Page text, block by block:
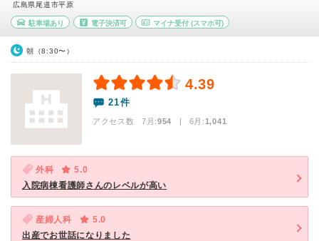
広島県尾道市平原
駐車場あり 電子決済可 マイナ受付 (スマホ可)
朝（8:30〜）
4.39
21件
アクセス数 7月:954 | 6月:1,041
外科
5.0
入院病棟看護師さんのレベルが高い
産婦人科
5.0
出産でお世話になりました